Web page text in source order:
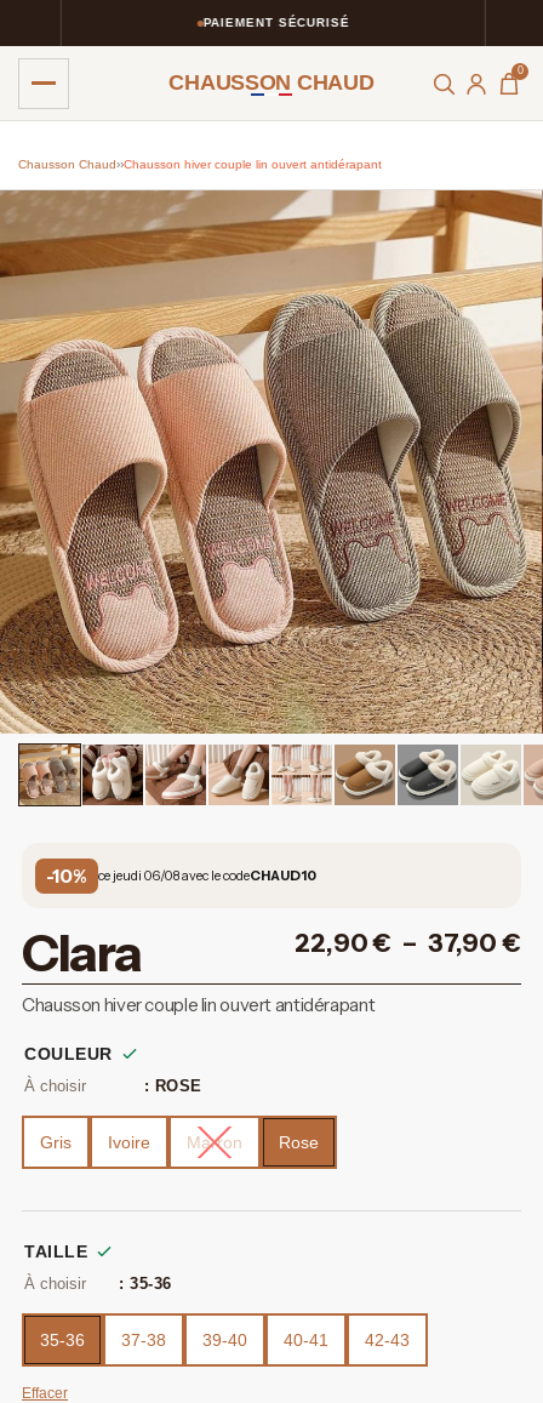
PAIEMENT SÉCURISÉ
CHAUSSON CHAUD 0
Chausson Chaud››Chausson hiver couple lin ouvert antidérapant
-10% ce jeudi 06/08 avec le codeCHAUD10
Clara 22,90€ – 37,90€
Chausson hiver couple lin ouvert antidérapant
COULEUR
: ROSE
Gris Ivoire Marron Rose
TAILLE
: 35-36
35-36 37-38 39-40 40-41 42-43
Effacer